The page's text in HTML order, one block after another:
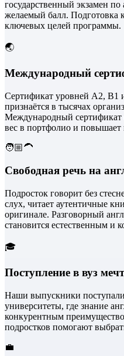
государственный экзамен по
желаемый балл.
ключевых целей программы.
🌏
Международный
Сертификат уровней A2,
признаётся в тысячах
Международный сертификат
вес в портфолио и
🧑🏼‍🦱
Свободная речь на
Подросток говорит без
слух, читает аутентичные
оригинале. Разговорный
становится естественным и
🎓
Поступление в вуз
Наши выпускники
университеты, где знание
конкурентным
подростков помогают
💼